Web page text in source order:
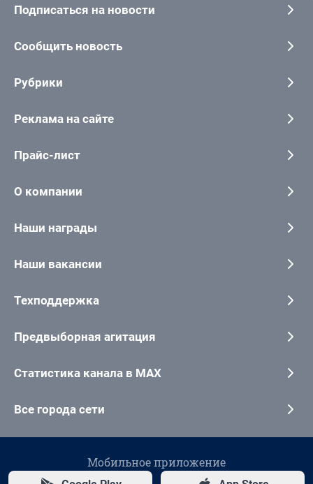
Подписаться на новости
Сообщить новость
Рубрики
Реклама на сайте
Прайс-лист
О компании
Наши награды
Наши вакансии
Техподдержка
Предвыборная агитация
Статистика канала в MAX
Все города сети
Мобильное приложение